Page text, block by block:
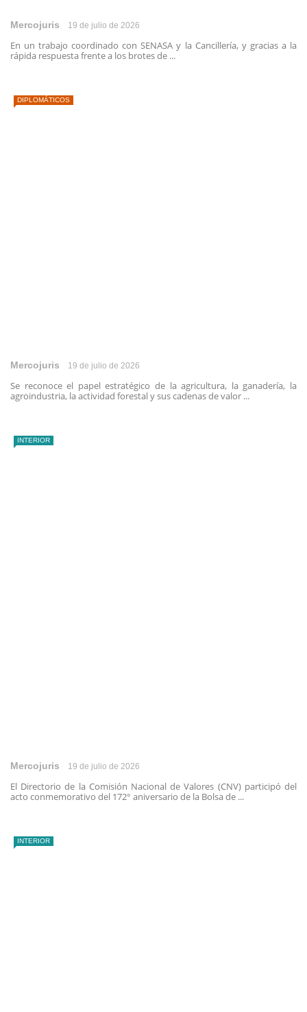
Mercojuris 19 de julio de 2026
En un trabajo coordinado con SENASA y la Cancillería, y gracias a la
rápida respuesta frente a los brotes de ...
DIPLOMÁTICOS
Mercojuris 19 de julio de 2026
Se reconoce el papel estratégico de la agricultura, la ganadería, la
agroindustria, la actividad forestal y sus cadenas de valor ...
INTERIOR
Mercojuris 19 de julio de 2026
El Directorio de la Comisión Nacional de Valores (CNV) participó del
acto conmemorativo del 172° aniversario de la Bolsa de ...
INTERIOR